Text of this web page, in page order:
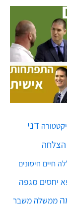
דני
הצלחה
חיים חיסונים
יחסים מגפה
ממשלה משבר